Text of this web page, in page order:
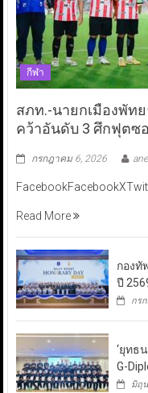
กีฬา
สภท.-นายกเมืองพัท
คว้าอันดับ 3 ศึกฟุตซอ
กรกฎาคม 6, 2026
Read More
กองทั
ปี
กร
‘ยุทธ
G-
มิถุ